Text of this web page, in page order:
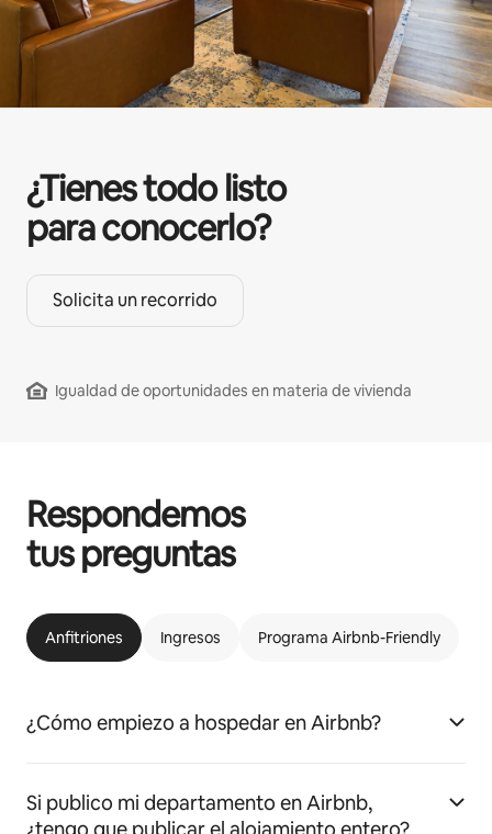
¿Tienes todo listo
para conocerlo?
Solicita un recorrido
Igualdad de oportunidades en materia de vivienda
Respondemos
tus preguntas
Anfitriones Ingresos Programa Airbnb-Friendly
¿Cómo empiezo a hospedar en Airbnb?
Si publico mi departamento en Airbnb,